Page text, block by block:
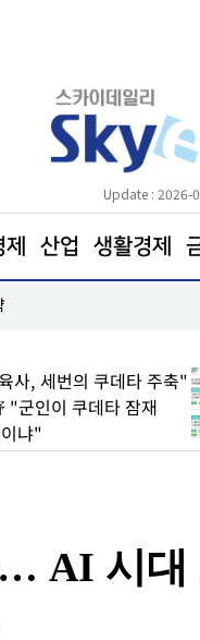
Update : 2026-
제 산업 생활경제
사, 세번의 쿠데타 주축"
"군인이 쿠데타 잠재
냐"
AI 시대